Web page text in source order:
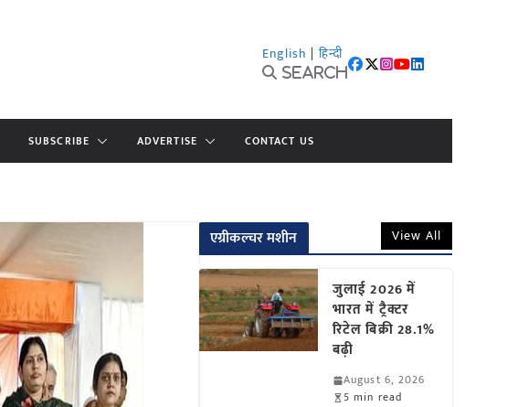
English | हिन्दी
Search
SUBSCRIBE ADVERTISE CONTACT US
एग्रीकल्चर मशीन View All
जुलाई 2026 में
भारत में ट्रैक्टर
रिटेल बिक्री 28.1%
बढ़ी
August 6, 2026
5 min read